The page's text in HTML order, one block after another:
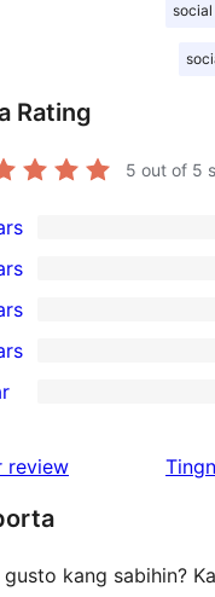
Rating
5 out of 5
review
gusto kang sabihin?